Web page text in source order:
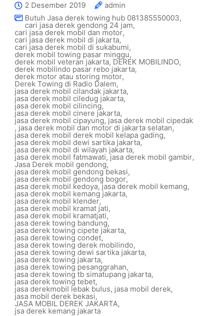
2 Desember 2019
admin
Butuh Jasa derek towing hub 081385550003,
cari jasa derek gendong 24 jam,
cari jasa derek mobil dan motor,
cari jasa derek mobil di jakarta,
cari jasa derek mobil di sukabumi,
derek mobil towing pasar minggu,
derek mobil veteran jakarta, DEREK MOBILINDO,
derek mobilindo pasar rebo jakarta,
derek motor atau storing motor,
Derek Towing di Radio Dalem,
jasa derek mobil cilandak jakarta,
jasa derek mobil ciledug jakarta,
jasa derek mobil cilincing,
jasa derek mobil cinere jakarta,
jasa derek mobil cipayung, jasa derek mobil cipedak
, jasa derek mobil dan motor di jakarta selatan,
jasa derek mobil derek mobil kelapa gading,
jasa derek mobil dewi sartika jakarta,
jasa derek mobil di wilayah jakarta,
jasa derek mobil fatmawati,jasa derek mobil gambir,
Jasa Derek mobil gendong,
jasa derek mobil gendong bekasi,
jasa derek mobil gendong bogor,
jasa derek mobil kedoya,jasa derek mobil kemang,
jasa derek mobil kemang jakarta,
jasa derek mobil klender,
jasa derek mobil kramat jati,
jasa derek mobil kramatjati,
jasa derek towing bandung,
jasa derek towing cipete jakarta,
jasa derek towing condet,
jasa derek towing derek mobilindo,
jasa derek towing dewi sartika jakarta,
jasa derek towing jakarta,
jasa derek towing pesanggrahan,
jasa derek towing tb simatupang jakarta,
jasa derek towing tebet,
jasa derekmobil lebak bulus, jasa mobil derek,
jasa mobil derek bekasi,
JASA MOBIL DEREK JAKARTA,
jsa derek kemang jakarta